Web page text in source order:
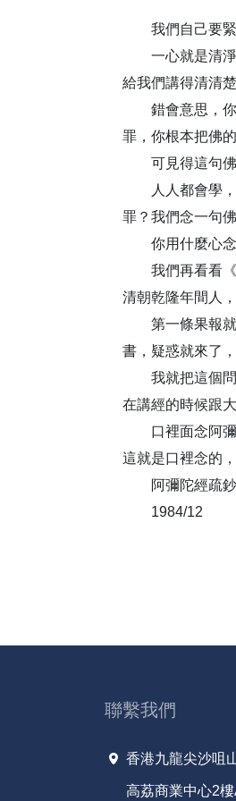
我們自己要緊
一心就是清淨
給我們講得清清
錯會意思，你
罪，你根本把佛
可見得這句佛
人人都會學，
罪？我們念一句
你用什麼心念
我們再看看《
清朝乾隆年間人
第一條果報就
書，疑惑就來了
我就把這個問
在講經的時候跟
口裡面念阿彌
這就是口裡念的
阿彌陀經疏鈔
1984/12
聯繫我們
香港九龍尖沙咀
高荔商業中心2樓